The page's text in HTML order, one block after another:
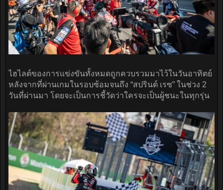
ไฮไลต์ของการแข่งขันทั้งหมดถูกควบรวมมาไว้ในวันอาทิตย์
หลังจากที่ผ่านเกมในรอบซ้อมจนถึง “สปรินต์ เรซ” ในช่วง 2
วันที่ผ่านมา โดยจะเป็นการชี้วัดว่าใครจะเป็นผู้ชนะในทุกรุ่น